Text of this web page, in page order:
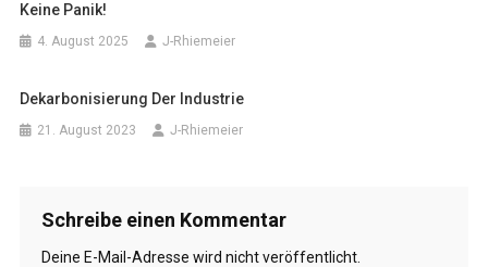
Keine Panik!
4. August 2025 J-Rhiemeier
Dekarbonisierung Der Industrie
21. August 2023 J-Rhiemeier
Schreibe einen Kommentar
Deine E-Mail-Adresse wird nicht veröffentlicht.